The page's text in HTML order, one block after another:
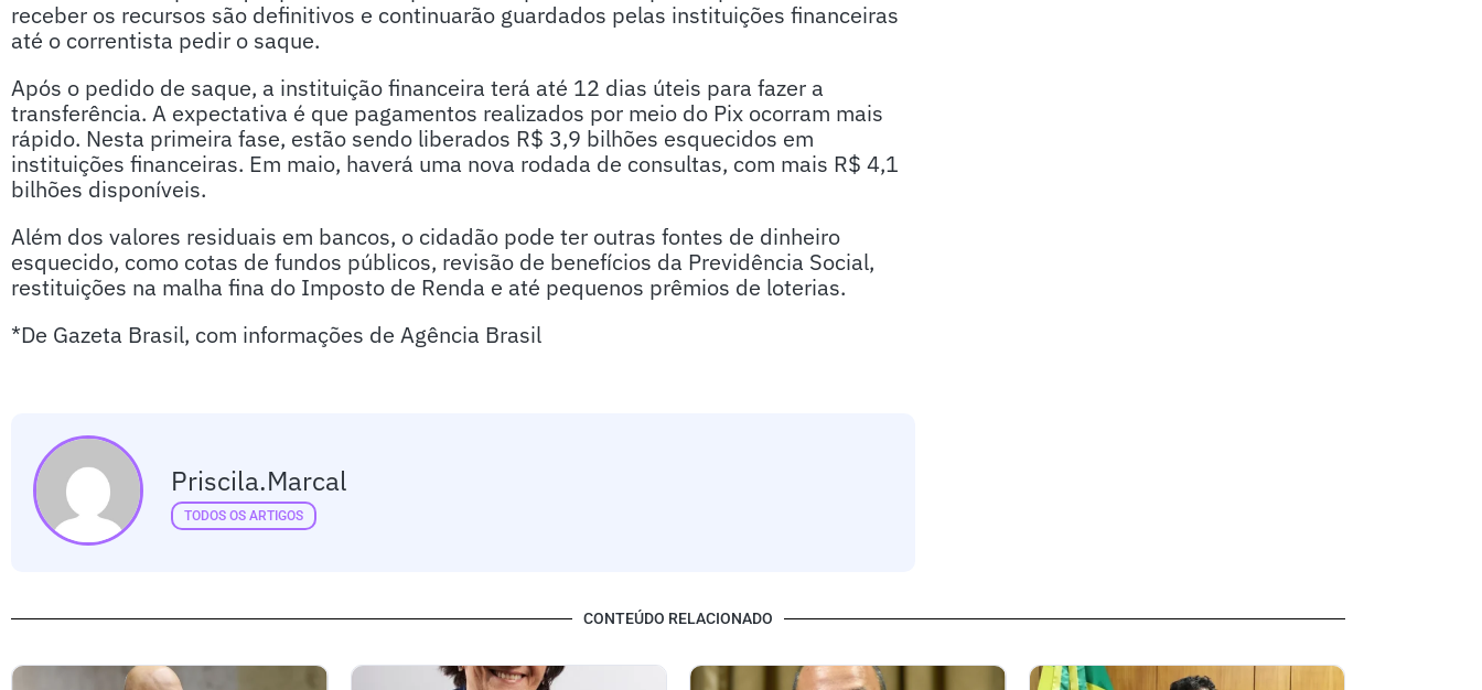
receber os recursos são definitivos e continuarão guardados pelas instituições financeiras
até o correntista pedir o saque.
Após o pedido de saque, a instituição financeira terá até 12 dias úteis para fazer a
transferência. A expectativa é que pagamentos realizados por meio do Pix ocorram mais
rápido. Nesta primeira fase, estão sendo liberados R$ 3,9 bilhões esquecidos em
instituições financeiras. Em maio, haverá uma nova rodada de consultas, com mais R$ 4,1
bilhões disponíveis.
Além dos valores residuais em bancos, o cidadão pode ter outras fontes de dinheiro
esquecido, como cotas de fundos públicos, revisão de benefícios da Previdência Social,
restituições na malha fina do Imposto de Renda e até pequenos prêmios de loterias.
*De Gazeta Brasil, com informações de Agência Brasil
Priscila.marcal
TODOS OS ARTIGOS
CONTEÚDO RELACIONADO